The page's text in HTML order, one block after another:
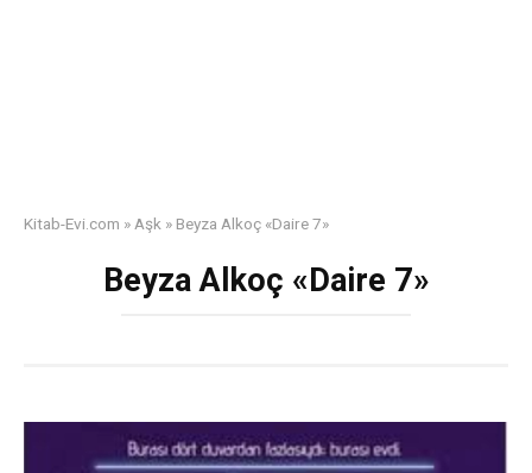
Kitab-Evi.com » Aşk » Beyza Alkoç «Daire 7»
Beyza Alkoç «Daire 7»